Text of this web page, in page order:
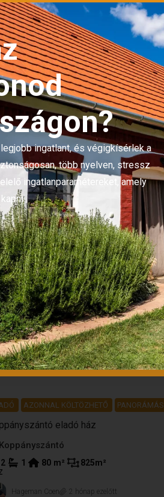
4 2 200 m² 736m²
Hageman Coen 2 hét ezelőtt
AZONNAL KÖLTÖZHETŐ
6 2 5293 m²
Hageman Coen 2 hét ezelőtt
AZONNAL KÖLTÖZHETŐ PANORÁMÁS
3 2 140 m² 5739m²
Hageman Coen 2 hét ezelőtt
AZONNAL KÖLTÖZHETŐ PANORÁMÁS
eladó ház
Koppányszántó
2 1 80 m² 825m²
Hageman Coen 2 hónap ezelőtt
ingatlant, és végigkísérlek a
több nyelven, stressz
ingatlanparamétereket, amely